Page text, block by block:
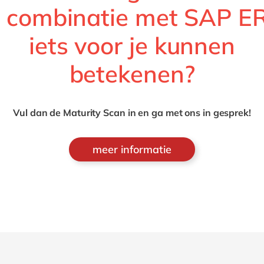
met SAP
iets voor je kunnen
betekenen?
Vul dan de Maturity Scan in en ga met ons in gesprek!
meer informatie